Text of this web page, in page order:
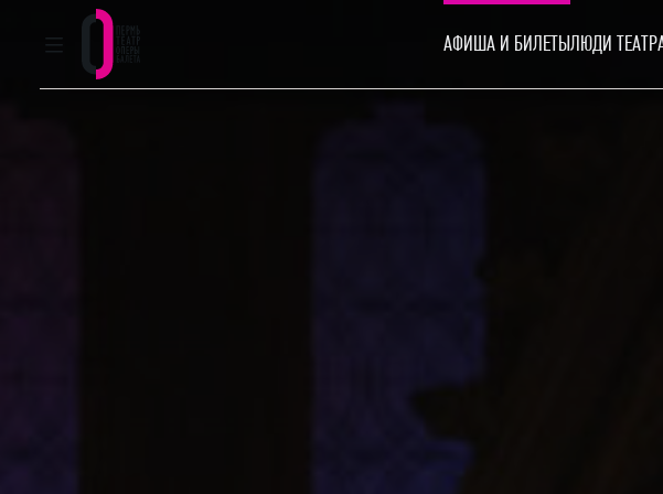
ГЛАВНОЕ МЕНЮ
Пермский театр оперы и балета
АФИША И БИЛЕТЫЛЮДИ